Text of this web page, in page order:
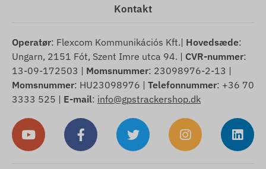
Kontakt
Operatør: Flexcom Kommunikációs Kft.| Hovedsæde:
Ungarn, 2151 Fót, Szent Imre utca 94. | CVR-nummer:
13-09-172503 | Momsnummer: 23098976-2-13 |
Momsnummer: HU23098976 | Telefonnummer: +36 70
3333 525 | E-mail: info@gpstrackershop.dk